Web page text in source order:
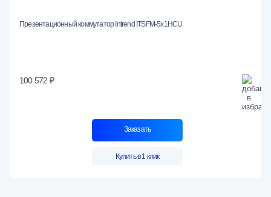
Презентационный коммутатор Intrend ITSFM-5x1HCU
100 572 ₽
Заказать
Купить в 1 клик